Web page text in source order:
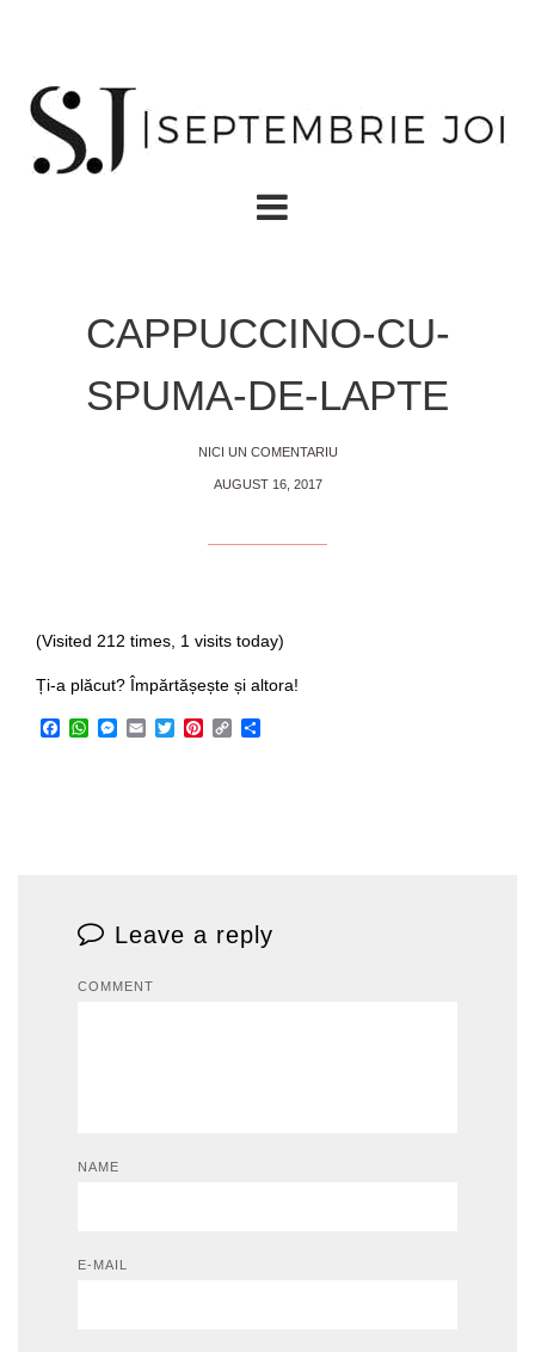
CAPPUCCINO-CU-
SPUMA-DE-LAPTE
NICI UN COMENTARIU
AUGUST 16, 2017
(Visited 212 times, 1 visits today)
Ți-a plăcut? Împărtășește și altora!
Facebook
WhatsApp
Messenger
EmailTwitterPinterest
Copy
Leave a reply
COMMENT
NAME
E-MAIL